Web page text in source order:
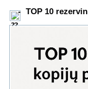
- TOP 10